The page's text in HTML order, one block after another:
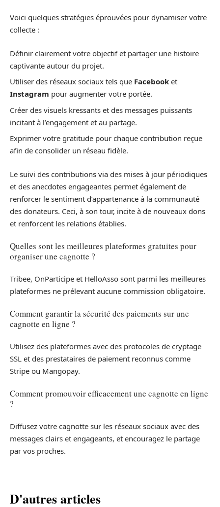
Voici quelques stratégies éprouvées pour dynamiser votre
collecte :
Définir clairement votre objectif et partager une histoire
captivante autour du projet.
Utiliser des réseaux sociaux tels que Facebook et
Instagram pour augmenter votre portée.
Créer des visuels kressants et des messages puissants
incitant à l’engagement et au partage.
Exprimer votre gratitude pour chaque contribution reçue
afin de consolider un réseau fidèle.
Le suivi des contributions via des mises à jour périodiques
et des anecdotes engageantes permet également de
renforcer le sentiment d’appartenance à la communauté
des donateurs. Ceci, à son tour, incite à de nouveaux dons
et renforcent les relations établies.
Quelles sont les meilleures plateformes gratuites pour
organiser une cagnotte ?
Tribee, OnParticipe et HelloAsso sont parmi les meilleures
plateformes ne prélevant aucune commission obligatoire.
Comment garantir la sécurité des paiements sur une
cagnotte en ligne ?
Utilisez des plateformes avec des protocoles de cryptage
SSL et des prestataires de paiement reconnus comme
Stripe ou Mangopay.
Comment promouvoir efficacement une cagnotte en ligne
?
Diffusez votre cagnotte sur les réseaux sociaux avec des
messages clairs et engageants, et encouragez le partage
par vos proches.
D'autres articles